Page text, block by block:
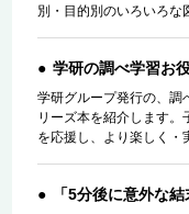
別・目的別のいろいろな
学研の調べ学習お
学研グループ発行の、調
リーズ本を紹介します
を応援し、より楽しく・
「5分後に意外な